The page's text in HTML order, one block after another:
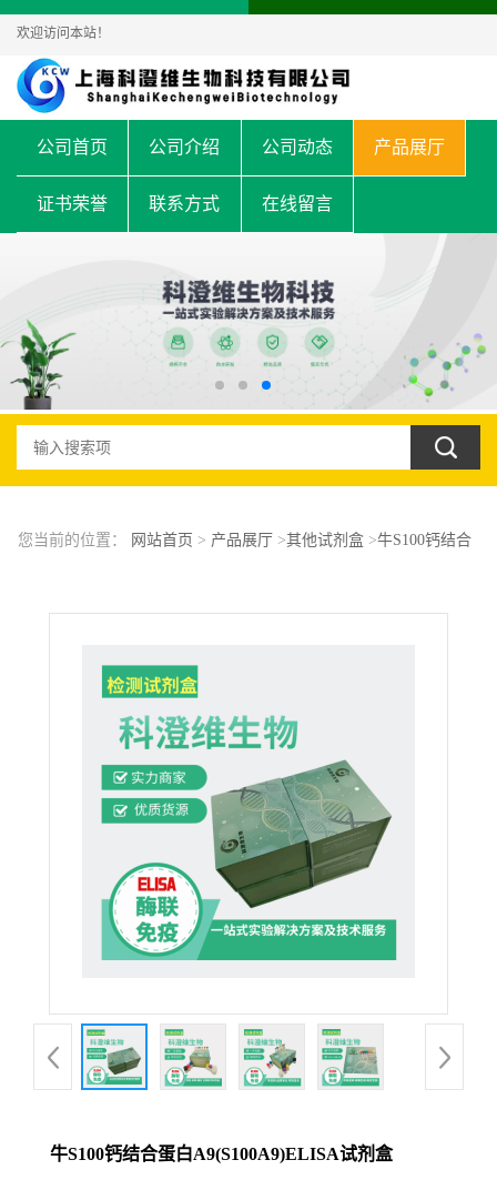
欢迎访问本站！
公司首页 公司介绍 公司动态 产品展厅
证书荣誉 联系方式 在线留言
您当前的位置： 网站首页 > 产品展厅>其他试剂盒>牛S100钙结合
牛S100钙结合蛋白A9(S100A9)ELISA试剂盒